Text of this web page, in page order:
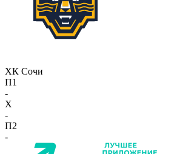
ХК Сочи
П1
-
X
-
П2
-